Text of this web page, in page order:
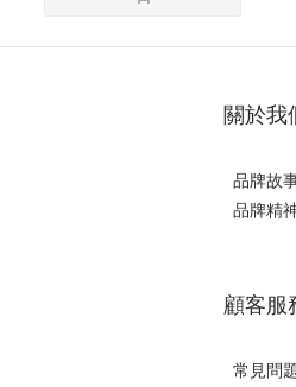
關於我
品牌故
品牌精
顧客服
常見問